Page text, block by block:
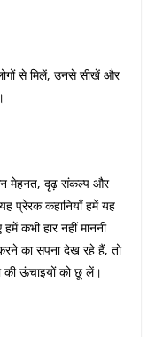
से मिलें, उनसे सीखें और
मेहनत, दृढ़ संकल्प और
प्रेरक कहानियाँ हमें यह
कभी हार नहीं माननी
का सपना देख रहे हैं, तो
ऊंचाइयों को छू लें।